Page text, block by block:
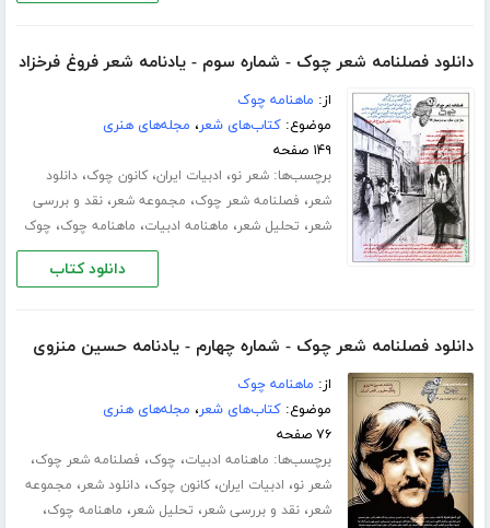
دانلود فصلنامه شعر چوک - شماره سوم - یادنامه شعر فروغ فرخزاد
از: ماهنامه چوک
موضوع:کتاب‌های شعر، مجله‌های هنری
۱۴۹ صفحه
برچسب‌ها:شعر نو، ادبیات ایران،کانون چوک،دانلود
شعر، فصلنامه شعر چوک، مجموعه شعر،نقد و بررسی
شعر، تحلیل شعر، ماهنامه ادبیات، ماهنامه چوک، چوک
دانلود کتاب
دانلود فصلنامه شعر چوک - شماره چهارم - یادنامه حسین منزوی
از: ماهنامه چوک
موضوع:کتاب‌های شعر، مجله‌های هنری
۷۶ صفحه
برچسب‌ها: ماهنامه ادبیات، چوک، فصلنامه شعر چوک،
شعر نو، ادبیات ایران،کانون چوک،دانلود شعر، مجموعه
شعر،نقد و بررسی شعر، تحلیل شعر، ماهنامه چوک،